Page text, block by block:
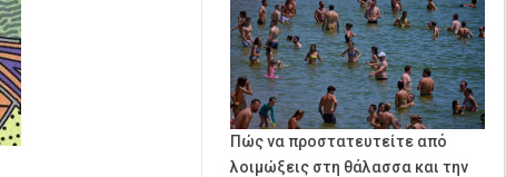
Πώς να προστατευτείτε από
λοιμώξεις στη θάλασσα και την